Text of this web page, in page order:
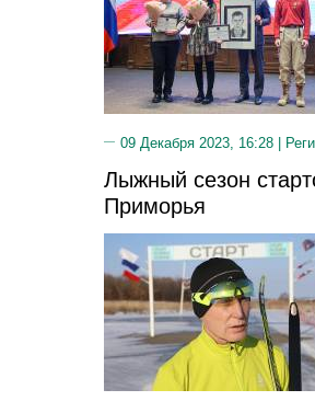
09 Декабря 2023, 16:28 |
Лыжный сезон
Приморья